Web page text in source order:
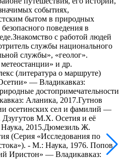
событиях,
бытом в природных
поведения в
с работой людей
службы национального
службы», «геолог».
и др.
(литература о маршруте)
— Владикавказ:
достопримечательности
Аланика, 2017.Гутнов
осетинских сел и фамилий —
Дзугутов М.Х. Осетия и её
2015.Дюмезиль Ж.
(Серия «Исследования по
- М.: Наука, 1976. Попов
Иристон» — Владикавказ: